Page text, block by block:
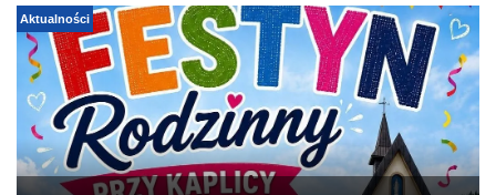
Aktualności